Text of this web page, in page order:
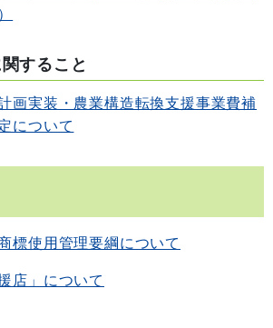
すること
画実装・農業構造転換支援事業費補
について
標使用管理要綱について
店」について